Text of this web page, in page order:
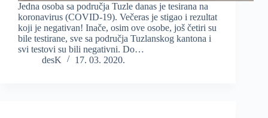
Jedna osoba sa područja Tuzle danas je tesirana na
koronavirus (COVID-19). Večeras je stigao i rezultat
koji je negativan! Inače, osim ove osobe, još četiri su
bile testirane, sve sa područja Tuzlanskog kantona i
svi testovi su bili negativni. Do…
desK
17. 03. 2020.